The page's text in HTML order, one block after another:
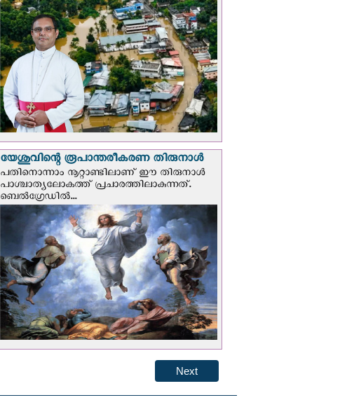
യേശുവിന്റെ രൂപാന്തരീകരണ തിരുനാള്‍
പതിനൊന്നാം നൂറ്റാണ്ടിലാണ് ഈ തിരുനാള്‍
പാശ്ചാത്യലോകത്ത് പ്രചാരത്തിലാകുന്നത്.
ബെല്‍ഗ്രേഡില്‍...
Next